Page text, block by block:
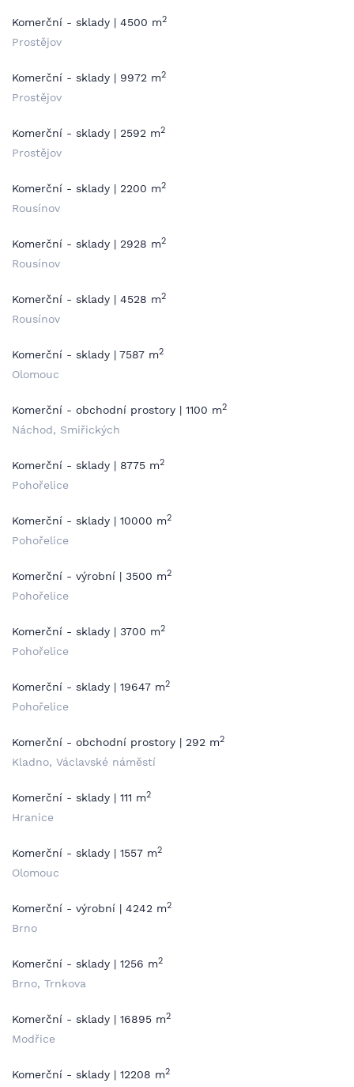
Komerční - sklady | 4500 m2
Prostějov
Komerční - sklady | 9972 m2
Prostějov
Komerční - sklady | 2592 m2
Prostějov
Komerční - sklady | 2200 m2
Rousínov
Komerční - sklady | 2928 m2
Rousínov
Komerční - sklady | 4528 m2
Rousínov
Komerční - sklady | 7587 m2
Olomouc
Komerční - obchodní prostory | 1100 m2
Náchod, Smiřických
Komerční - sklady | 8775 m2
Pohořelice
Komerční - sklady | 10000 m2
Pohořelice
Komerční - výrobní | 3500 m2
Pohořelice
Komerční - sklady | 3700 m2
Pohořelice
Komerční - sklady | 19647 m2
Pohořelice
Komerční - obchodní prostory | 292 m2
Kladno, Václavské náměstí
Komerční - sklady | 111 m2
Hranice
Komerční - sklady | 1557 m2
Olomouc
Komerční - výrobní | 4242 m2
Brno
Komerční - sklady | 1256 m2
Brno, Trnkova
Komerční - sklady | 16895 m2
Modřice
Komerční - sklady | 12208 m2